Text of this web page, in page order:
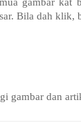
Bila dah klik,
gambar dan